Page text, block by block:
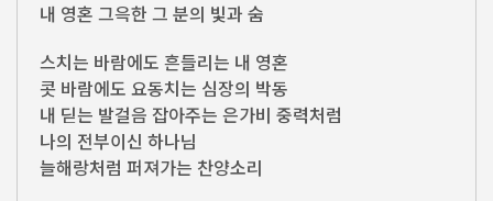
내 영혼 그윽한 그 분의 빛과 숨
스치는 바람에도 흔들리는 내 영혼
콧 바람에도 요동치는 심장의 박동
내 딛는 발걸음 잡아주는 은가비 중력처럼
나의 전부이신 하나님
늘해랑처럼 퍼져가는 찬양소리